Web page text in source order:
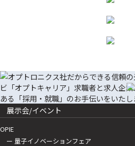
展示会/イベント
OPIE
ー 量子イノベーションフェア